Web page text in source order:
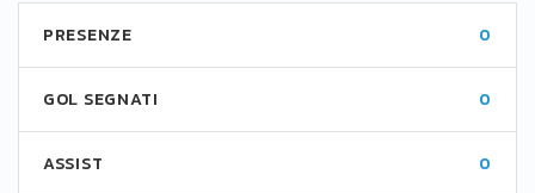
PRESENZE 0
GOL SEGNATI 0
ASSIST 0